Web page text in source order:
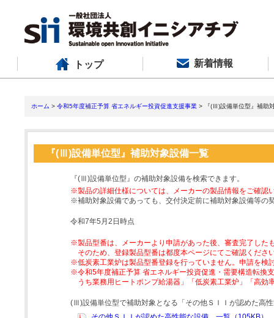
トップ 新着情報
ホーム > 令和5年度補正予算 省エネルギー投資促進支援事業 > 『(Ⅲ)設備単位型』補助
『(Ⅲ)設備単位型』補助対象設備一覧
『(Ⅲ)設備単位型』の補助対象設備を検索できます。
※製品の詳細仕様については、メーカーの製品情報をご確認
※補助対象設備であっても、交付決定前に補助対象設備等の
令和7年5月2日時点
※製品型番は、メーカーより申請があった後、審査完了した
そのため、登録製品型番は都度本ページにてご確認くださ
※低炭素工業炉は製品型番登録を行っていません。申請を検
※令和5年度補正予算 省エネルギー投資促進・需要構造転換
うち業務用ヒートポンプ給湯器」「低炭素工業炉」「高
(Ⅲ)設備単位型で補助対象となる「その他ＳＩＩが認めた高